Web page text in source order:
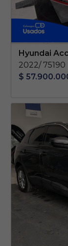
Hyundai
2022/ 75190
$